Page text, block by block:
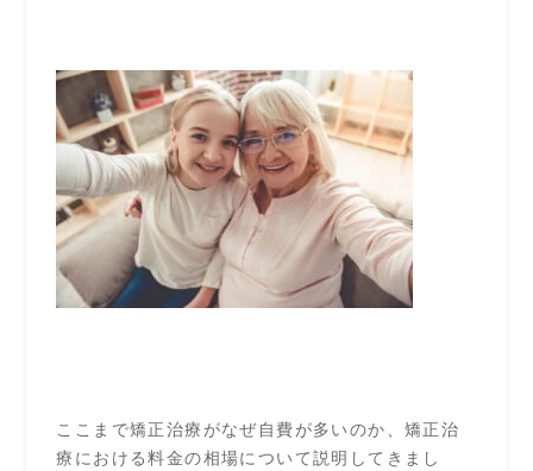
ここまで矯正治療がなぜ自費が多いのか、矯正治
療における料金の相場について説明してきまし